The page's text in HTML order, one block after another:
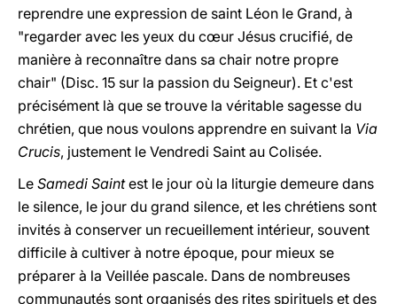
reprendre une expression de saint Léon le Grand, à
"regarder avec les yeux du cœur Jésus crucifié, de
manière à reconnaître dans sa chair notre propre
chair" (Disc. 15 sur la passion du Seigneur). Et c'est
précisément là que se trouve la véritable sagesse du
chrétien, que nous voulons apprendre en suivant la Via
Crucis, justement le Vendredi Saint au Colisée.
Le Samedi Saintest le jour où la liturgie demeure dans
le silence, le jour du grand silence, et les chrétiens sont
invités à conserver un recueillement intérieur, souvent
difficile à cultiver à notre époque, pour mieux se
préparer à la Veillée pascale. Dans de nombreuses
communautés sont organisés des rites spirituels et des